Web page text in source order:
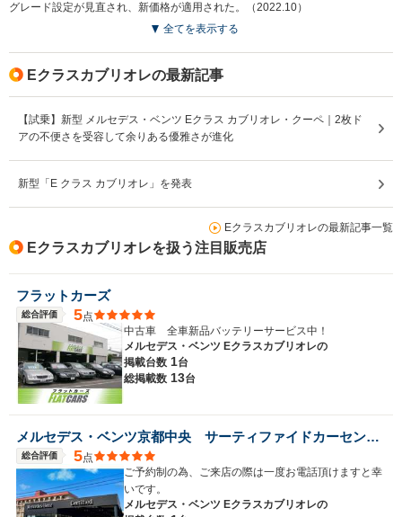
グレード設定が見直され、新価格が適用された。（2022.10）
全てを表示する
Eクラスカブリオレの最新記事
【試乗】新型 メルセデス・ベンツ Eクラス カブリオレ・クーペ｜2枚ド
アの不便さを受容して余りある優雅さが進化
新型「E クラス カブリオレ」を発表
Eクラスカブリオレの最新記事一覧
Eクラスカブリオレを扱う注目販売店
フラットカーズ
総合評価 5点
中古車 全車新品バッテリーサービス中！
メルセデス・ベンツ Eクラスカブリオレの
掲載台数 1台
総掲載数 13台
メルセデス・ベンツ京都中央 サーティファイドカーセンター
総合評価 5点
ご予約制の為、ご来店の際は一度お電話頂けますと幸
いです。
メルセデス・ベンツ Eクラスカブリオレの